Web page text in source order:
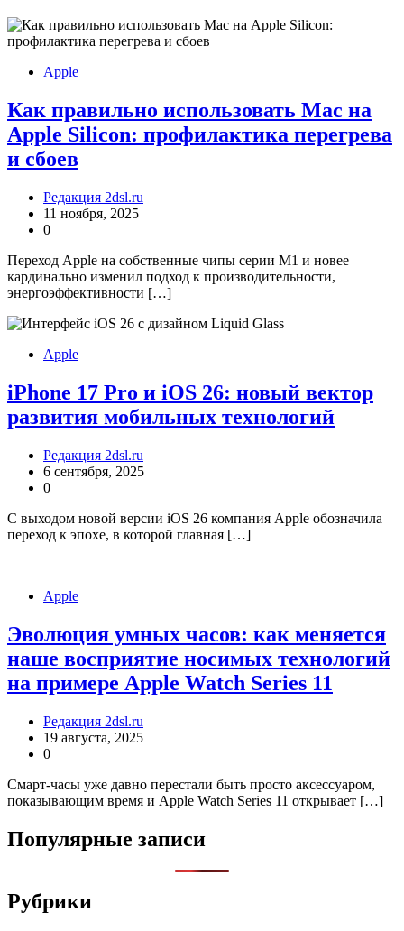
Apple
Как правильно использовать Mac на
Apple Silicon: профилактика перегрева
и сбоев
Редакция 2dsl.ru
11 ноября, 2025
0
Переход Apple на собственные чипы серии M1 и новее
кардинально изменил подход к производительности,
энергоэффективности […]
Apple
iPhone 17 Pro и iOS 26: новый вектор
развития мобильных технологий
Редакция 2dsl.ru
6 сентября, 2025
0
С выходом новой версии iOS 26 компания Apple обозначила
переход к эпохе, в которой главная […]
Apple
Эволюция умных часов: как меняется
наше восприятие носимых технологий
на примере Apple Watch Series 11
Редакция 2dsl.ru
19 августа, 2025
0
Смарт-часы уже давно перестали быть просто аксессуаром,
показывающим время и Apple Watch Series 11 открывает […]
Популярные записи
Рубрики